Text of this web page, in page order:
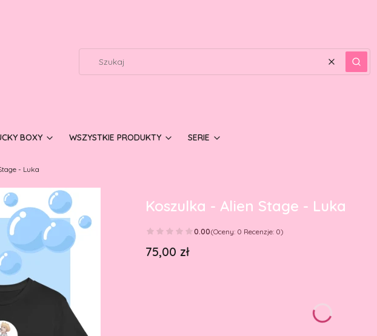
WyczyśćSzukaj
BOXY WSZYSTKIE PRODUKTY SERIE
- Luka
Koszulka - Alien Stage - Luka
0.00(Oceny: 0 Recenzje: 0)
Cena
75,00 zł